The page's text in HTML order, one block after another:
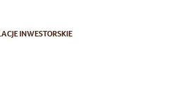
INWESTORSKIE